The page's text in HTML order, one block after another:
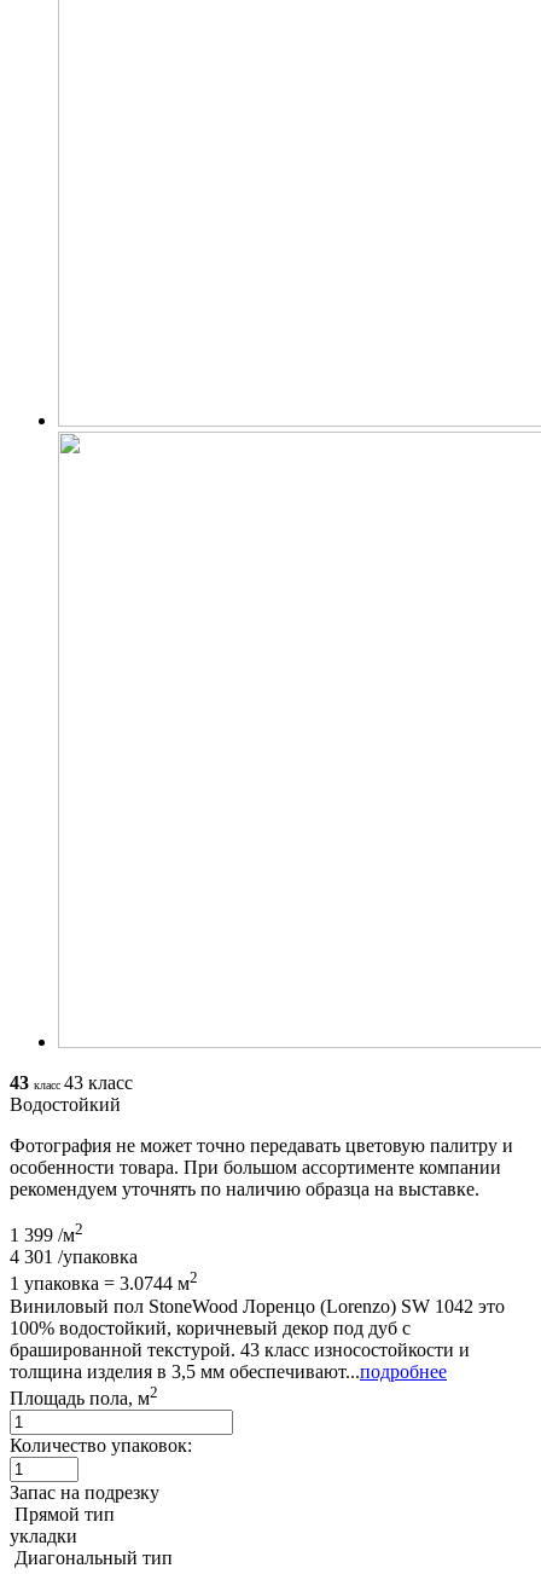
43 класс 43 класс
Водостойкий
Фотография не может точно передавать цветовую палитру и
особенности товара. При большом ассортименте компании
рекомендуем уточнять по наличию образца на выставке.
1 399 /м2
4 301 /упаковка
1 упаковка = 3.0744 м2
Виниловый пол StoneWood Лоренцо (Lorenzo) SW 1042 это
100% водостойкий, коричневый декор под дуб с
брашированной текстурой. 43 класс износостойкости и
толщина изделия в 3,5 мм обеспечивают...подробнее
Площадь пола, м2
Количество упаковок:
Запас на подрезку
Прямой тип
укладки
Диагональный тип